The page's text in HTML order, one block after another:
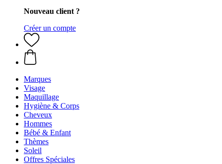
Nouveau client ?
Créer un compte
Marques
Visage
Maquillage
Hygiène & Corps
Cheveux
Hommes
Bébé & Enfant
Thèmes
Soleil
Offres Spéciales